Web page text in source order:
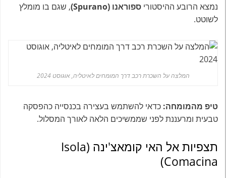
נמצא הרובע ההיסטורי ספוראנו (Spurano)
, שגם בו מומלץ
לשוטט.
המלצה על השכרת רכב דרך המומחים לאיטליה, אוגוסט 2024
טיפ מהמומחה: כדאי להשתמש בעצירה בכנסייה כהפסקה
טבעית ומרעננת לפני שממשיכים הלאה לאורך המסלול.
תצפיות אל האי קומאצ'ינה (Isola
Comacina)